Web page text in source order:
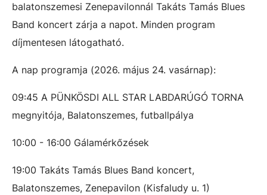
balatonszemesi Zenepavilonnál Takáts Tamás Blues
Band koncert zárja a napot. Minden program
díjmentesen látogatható.
A nap programja (2026. május 24. vasárnap):
09:45 A PÜNKÖSDI ALL STAR LABDARÚGÓ TORNA
megnyitója, Balatonszemes, futballpálya
10:00 - 16:00 Gálamérkőzések
19:00 Takáts Tamás Blues Band koncert,
Balatonszemes, Zenepavilon (Kisfaludy u. 1)